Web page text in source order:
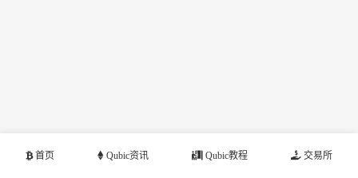
首页 Qubic资讯 Qubic教程 交易所